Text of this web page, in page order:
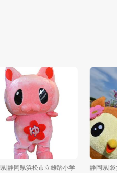
静岡県|静岡県浜松市立雄踏小学
静岡